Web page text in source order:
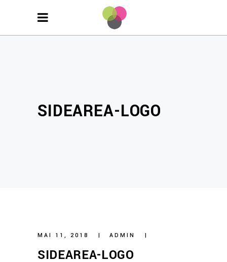
SIDEAREA-LOGO
MAI 11, 2018 ADMIN
SIDEAREA-LOGO